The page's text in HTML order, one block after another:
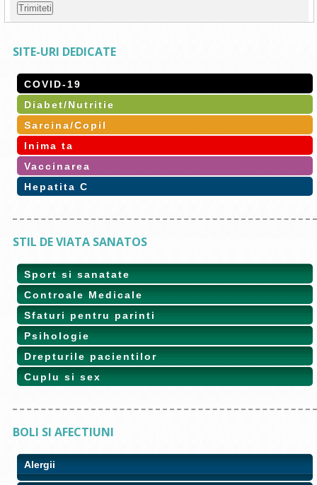
SITE-URI DEDICATE
COVID-19
Diabet/Nutritie
Sarcina/Copil
Inima ta
Vaccinarea
Hepatita C
STIL DE VIATA SANATOS
Sport si sanatate
Controale Medicale
Sfaturi pentru parinti
Psihologie
Drepturile pacientilor
Cuplu si sex
BOLI SI AFECTIUNI
Alergii